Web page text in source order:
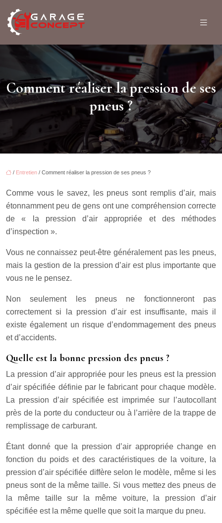
Comment réaliser la pression de ses
pneus ?
/ Entretien / Comment réaliser la pression de ses pneus ?
Comme vous le savez, les pneus sont remplis d’air, mais
étonnamment peu de gens ont une compréhension correcte
de « la pression d’air appropriée et des méthodes
d’inspection ».
Vous ne connaissez peut-être généralement pas les pneus,
mais la gestion de la pression d’air est plus importante que
vous ne le pensez.
Non seulement les pneus ne fonctionneront pas
correctement si la pression d’air est insuffisante, mais il
existe également un risque d’endommagement des pneus
et d’accidents.
Quelle est la bonne pression des pneus ?
La pression d’air appropriée pour les pneus est la pression
d’air spécifiée définie par le fabricant pour chaque modèle.
La pression d’air spécifiée est imprimée sur l’autocollant
près de la porte du conducteur ou à l’arrière de la trappe de
remplissage de carburant.
Étant donné que la pression d’air appropriée change en
fonction du poids et des caractéristiques de la voiture, la
pression d’air spécifiée diffère selon le modèle, même si les
pneus sont de la même taille. Si vous mettez des pneus de
la même taille sur la même voiture, la pression d’air
spécifiée est la même quelle que soit la marque du pneu.